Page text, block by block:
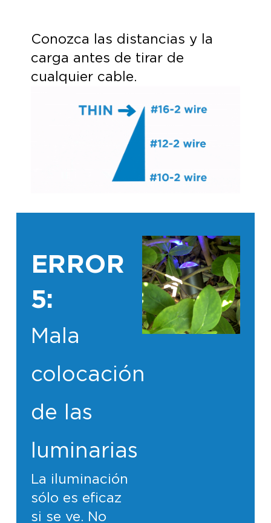
Conozca las distancias y la
carga antes de tirar de
cualquier cable.
ERROR
5:
Mala
colocación
de las
luminarias
La iluminación
sólo es eficaz
si se ve. No